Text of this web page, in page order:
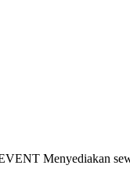
Menyediakan